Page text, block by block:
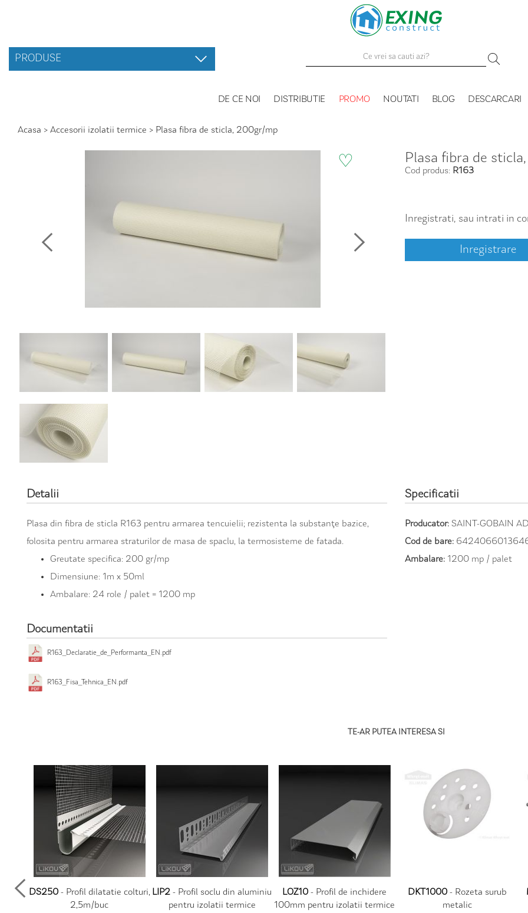
PRODUSE
DE CE NOI DISTRIBUTIE PROMO NOUTATI BLOG DESCARCARI
Acasa > Accesorii izolatii termice > Plasa fibra de sticla, 200gr/mp
♡ Plasa fibra de
Cod produs: R163
Inregistrati, sau intrati in
Inregistrare
Detalii
Plasa din fibra de sticla R163 pentru armarea tencuielii; rezistenta la substanţe bazice,
folosita pentru armarea straturilor de masa de spaclu, la termosisteme de fatada.
Greutate specifica: 200 gr/mp
Dimensiune: 1m x 50ml
Ambalare: 24 role / palet = 1200 mp
Documentatii
R163_Declaratie_de_Performanta_EN.pdf
R163_Fisa_Tehnica_EN.pdf
Specificatii
Producator: SAINT-GOBAIN
Cod de bare:
Ambalare: 1200 mp / palet
TE-AR PUTEA INTERESA SI
DS250- Profil dilatatie colturi,
2,5m/buc
LIP2 - Profil soclu din aluminiu
pentru izolatii termice
LOZ10 - Profil de inchidere
100mm pentru izolatii termice
DKT1000- Rozeta surub
metalic